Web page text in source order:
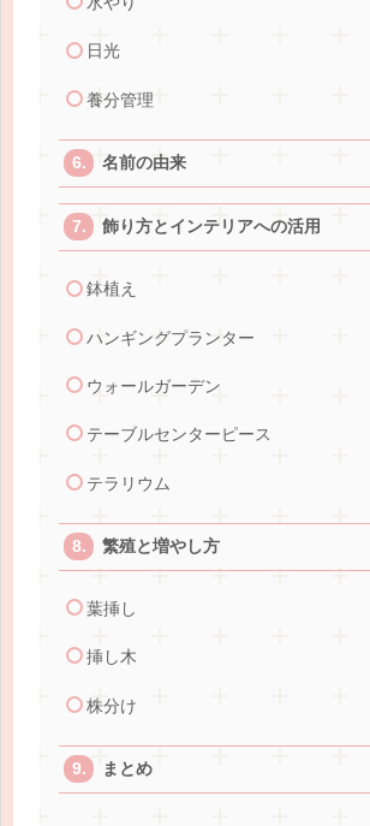
日光
養分管理
名前の由来
飾り方とインテリアへの活用
鉢植え
ハンギングプランター
ウォールガーデン
テーブルセンターピース
テラリウム
繁殖と増やし方
葉挿し
挿し木
株分け
まとめ